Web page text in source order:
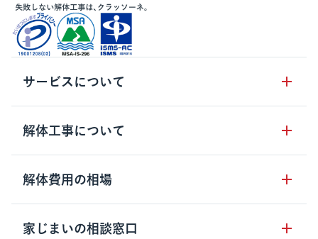
サービスについて
サービスの流れ
サービスのメリット
クラッソーネの自治体連携
解体工事について
解体工事の基礎知識
解体工事に関わる法律
用語集
解体費用の相場
木造住宅の相場
家じまいの相談窓口